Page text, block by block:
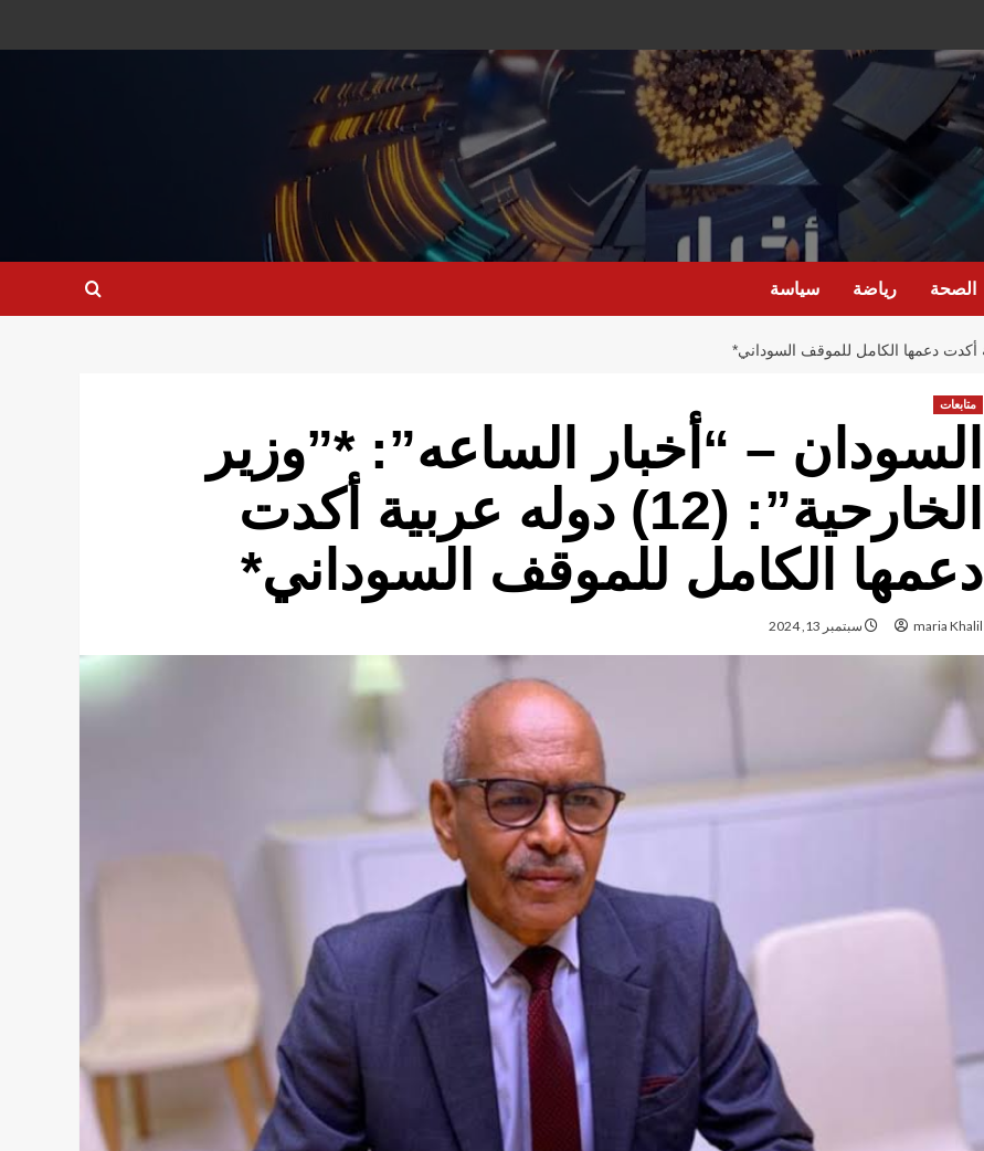
الصحة رياضة سياسة
متابعات
السودان – “أخبار الساعه”: *”وزير
الخارحية”: (12) دوله عربية أكدت
دعمها الكامل للموقف السوداني*
maria Khalil سبتمبر 13, 2024